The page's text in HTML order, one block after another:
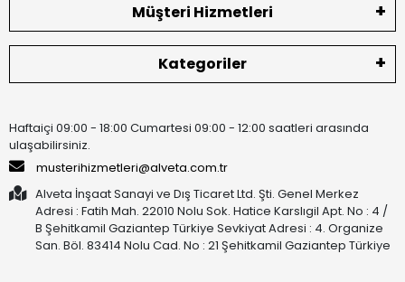
Müşteri Hizmetleri
Kategoriler
Haftaiçi 09:00 - 18:00 Cumartesi 09:00 - 12:00 saatleri arasında
ulaşabilirsiniz.
musterihizmetleri@alveta.com.tr
Alveta İnşaat Sanayi ve Dış Ticaret Ltd. Şti. Genel Merkez
Adresi : Fatih Mah. 22010 Nolu Sok. Hatice Karslıgil Apt. No : 4 /
B Şehitkamil Gaziantep Türkiye Sevkiyat Adresi : 4. Organize
San. Böl. 83414 Nolu Cad. No : 21 Şehitkamil Gaziantep Türkiye